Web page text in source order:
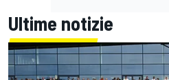
Ultime notizie